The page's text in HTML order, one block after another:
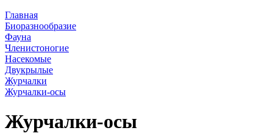
Главная
Биоразнообразие
Фауна
Членистоногие
Насекомые
Двукрылые
Журчалки
Журчалки-осы
Журчалки-осы